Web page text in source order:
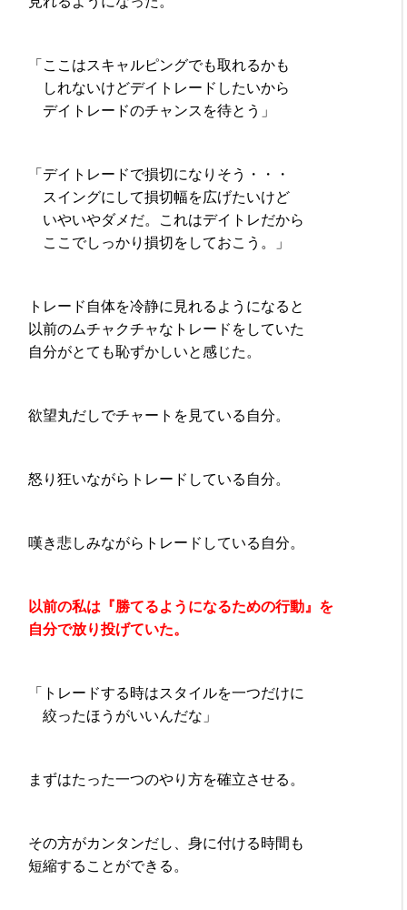
「ここはスキャルピングでも取れるかも
しれないけどデイトレードしたいから
デイトレードのチャンスを待とう」
「デイトレードで損切になりそう・・・
スイングにして損切幅を広げたいけど
いやいやダメだ。これはデイトレだから
ここでしっかり損切をしておこう。」
トレード自体を冷静に見れるようになると
以前のムチャクチャなトレードをしていた
自分がとても恥ずかしいと感じた。
欲望丸だしでチャートを見ている自分。
怒り狂いながらトレードしている自分。
嘆き悲しみながらトレードしている自分。
以前の私は『勝てるようになるための行動』を
自分で放り投げていた。
「トレードする時はスタイルを一つだけに
絞ったほうがいいんだな」
まずはたった一つのやり方を確立させる。
その方がカンタンだし、身に付ける時間も
短縮することができる。